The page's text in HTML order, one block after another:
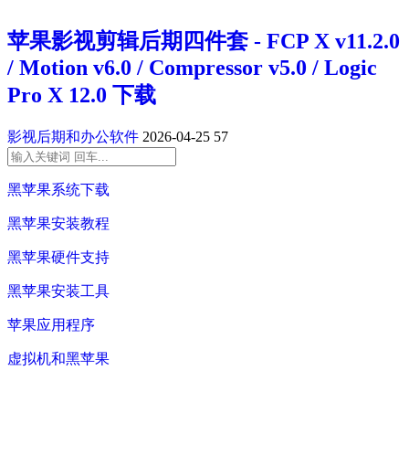
苹果影视剪辑后期四件套 - FCP X v11.2.0
/ Motion v6.0 / Compressor v5.0 / Logic
Pro X 12.0 下载
影视后期和办公软件 2026-04-25 57
黑苹果系统下载
黑苹果安装教程
黑苹果硬件支持
黑苹果安装工具
苹果应用程序
虚拟机和黑苹果